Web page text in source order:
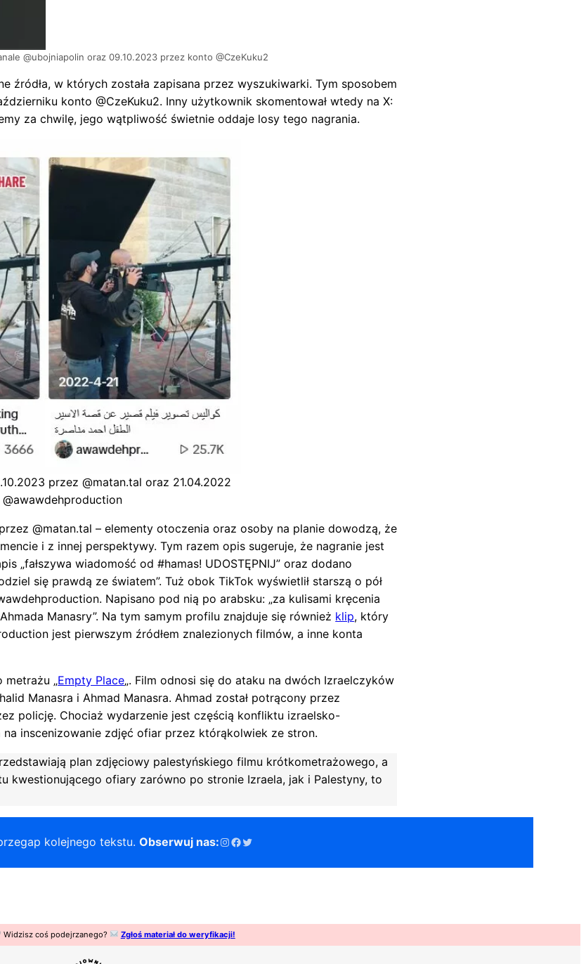
@ubojniapolin oraz 09.10.2023 przez konto @CzeKuku2
źródła, w których została zapisana przez wyszukiwarki. Tym sposobem
konto @CzeKuku2. Inny użytkownik skomentował wtedy na X:
za chwilę, jego wątpliwość świetnie oddaje losy tego nagrania.
przez @matan.tal oraz 21.04.2022
@matan.tal – elementy otoczenia oraz osoby na planie dowodzą, że
i z innej perspektywy. Tym razem opis sugeruje, że nagranie jest
„fałszywa wiadomość od #hamas! UDOSTĘPNIJ” oraz dodano
się prawdą ze światem”. Tuż obok TikTok wyświetlił starszą o pół
Napisano pod nią po arabsku: „za kulisami kręcenia
Manasry”. Na tym samym profilu znajduje się również klip, który
jest pierwszym źródłem znalezionych filmów, a inne konta
metrażu „Empty Place„. Film odnosi się do ataku na dwóch Izraelczyków
Manasra i Ahmad Manasra. Ahmad został potrącony przez
policję. Chociaż wydarzenie jest częścią konfliktu izraelsko-
inscenizowanie zdjęć ofiar przez którąkolwiek ze stron.
plan zdjęciowy palestyńskiego filmu krótkometrażowego, a
kwestionującego ofiary zarówno po stronie Izraela, jak i Palestyny, to
kolejnego tekstu. Obserwuj nas:Instagram
Facebook
Twitter
Widzisz coś podejrzanego? Zgłoś materiał do weryfikacji!